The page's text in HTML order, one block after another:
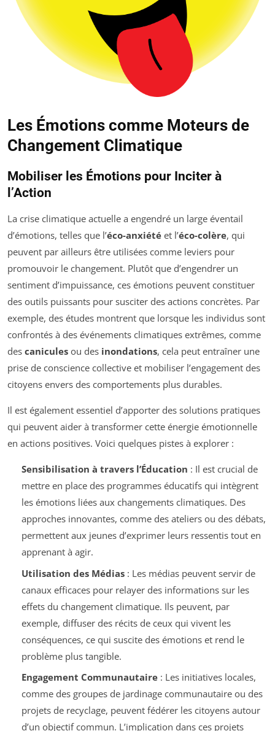
Les Émotions comme Moteurs de
Changement Climatique
Mobiliser les Émotions pour Inciter à
l’Action
La crise climatique actuelle a engendré un large éventail
d’émotions, telles que l’éco-anxiété et l’éco-colère, qui
peuvent par ailleurs être utilisées comme leviers pour
promouvoir le changement. Plutôt que d’engendrer un
sentiment d’impuissance, ces émotions peuvent constituer
des outils puissants pour susciter des actions concrètes. Par
exemple, des études montrent que lorsque les individus sont
confrontés à des événements climatiques extrêmes, comme
des canicules ou des inondations, cela peut entraîner une
prise de conscience collective et mobiliser l’engagement des
citoyens envers des comportements plus durables.
Il est également essentiel d’apporter des solutions pratiques
qui peuvent aider à transformer cette énergie émotionnelle
en actions positives. Voici quelques pistes à explorer :
Sensibilisation à travers l’Éducation : Il est crucial de
mettre en place des programmes éducatifs qui intègrent
les émotions liées aux changements climatiques. Des
approches innovantes, comme des ateliers ou des débats,
permettent aux jeunes d’exprimer leurs ressentis tout en
apprenant à agir.
Utilisation des Médias: Les médias peuvent servir de
canaux efficaces pour relayer des informations sur les
effets du changement climatique. Ils peuvent, par
exemple, diffuser des récits de ceux qui vivent les
conséquences, ce qui suscite des émotions et rend le
problème plus tangible.
Engagement Communautaire: Les initiatives locales,
comme des groupes de jardinage communautaire ou des
projets de recyclage, peuvent fédérer les citoyens autour
d’un objectif commun. L’implication dans ces projets